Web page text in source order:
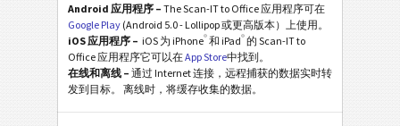
Android 应用程序 – The Scan-IT to Office 应用程序可在
Google Play (Android 5.0 - Lollipop 或更高版本）上使用。
iOS 应用程序 – iOS 为 iPhone®和 iPad®的 Scan-IT to
Office 应用程序它可以在App Store中找到。
在线和离线 – 通过 Internet 连接，远程捕获的数据实时转
发到目标。 离线时，将缓存收集的数据。